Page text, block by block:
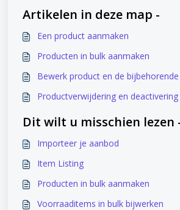
Artikelen in deze map -
Een product aanmaken
Producten in bulk aanmaken
Bewerk product en de
Productverwijdering en deactivering
Dit wilt u misschien lezen
Importeer je aanbod
Item Listing
Producten in bulk aanmaken
Voorraaditems in bulk bijwerken